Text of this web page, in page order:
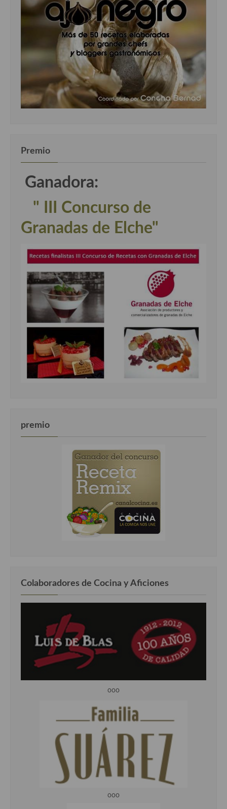
Premio
Ganadora:
" III Concurso de
Granadas de Elche"
premio
Colaboradores de Cocina y Aficiones
ooo
ooo